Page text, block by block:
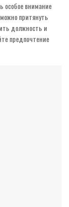
особое внимание
притянуть
должность и
предпочтение